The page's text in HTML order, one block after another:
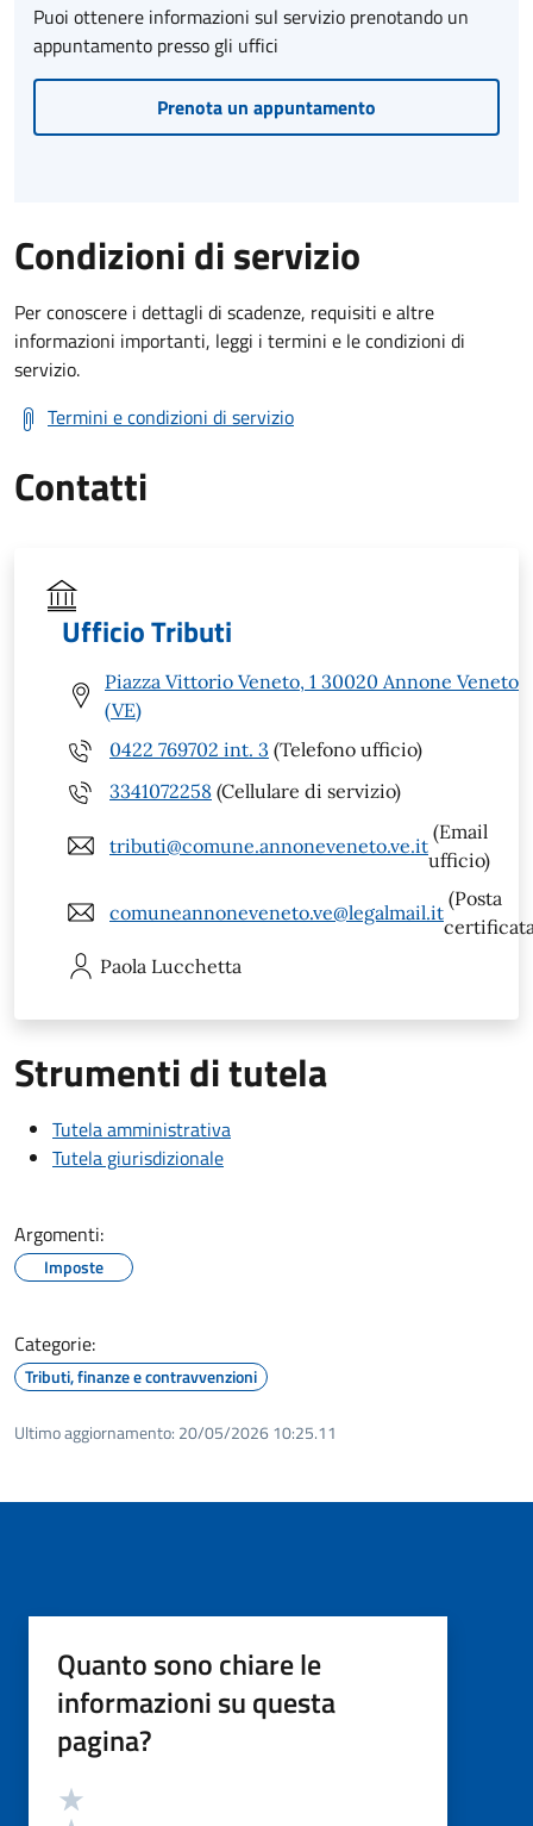
Puoi ottenere informazioni sul servizio prenotando un
appuntamento presso gli uffici
Prenota un appuntamento
Condizioni di servizio
Per conoscere i dettagli di scadenze, requisiti e altre
informazioni importanti, leggi i termini e le condizioni di
servizio.
Termini e condizioni di servizio
Contatti
Ufficio Tributi
Piazza Vittorio Veneto, 1 30020 Annone Veneto
(VE)
0422 769702 int. 3 (Telefono ufficio)
3341072258 (Cellulare di servizio)
tributi@comune.annoneveneto.ve.it
(Email
ufficio)
comuneannoneveneto.ve@legalmail.it
(Posta
Paola Lucchetta
Strumenti di tutela
Tutela amministrativa
Tutela giurisdizionale
Argomenti:
Imposte
Categorie:
Tributi, finanze e contravvenzioni
Ultimo aggiornamento: 20/05/2026 10:25.11
Quanto sono chiare le
informazioni su questa
pagina?
Valutazione